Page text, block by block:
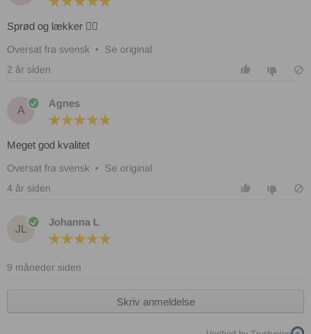
Sprød og lækker 👌🏻
Oversat fra svensk •
Se original
2 år siden
A
Agnes
Meget god kvalitet
Oversat fra svensk •
Se original
4 år siden
JL
Johanna L
9 måneder siden
Skriv anmeldelse